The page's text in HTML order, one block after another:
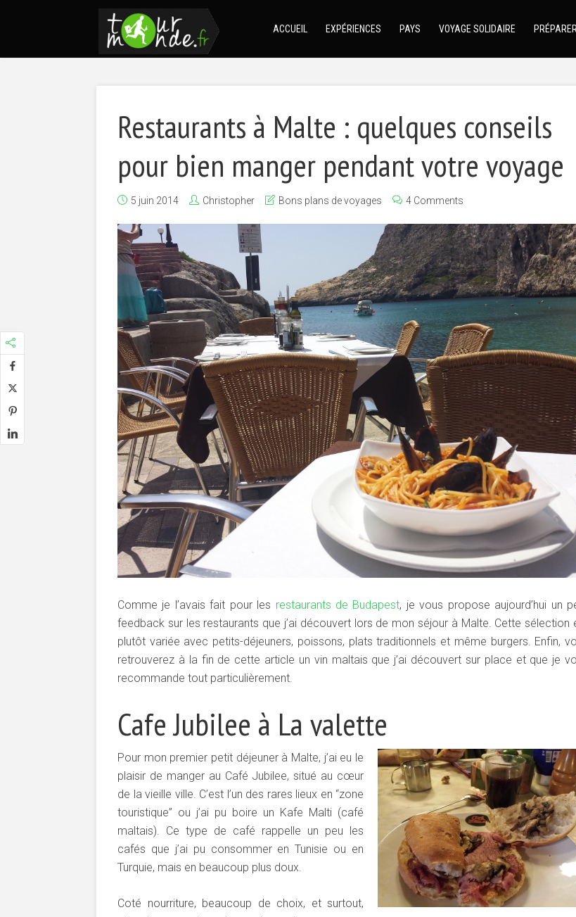
ACCUEIL EXPÉRIENCES PAYS VOYAGE SOLIDAIRE
Restaurants à Malte : quelques conseils
pour bien manger pendant votre voyage
5 juin 2014 Christopher Bons plans de voyages 4 Comments
Comme je l’avais fait pour les restaurants de Budapest, je vous propose aujourd’hui un
feedback sur les restaurants que j’ai découvert lors de mon séjour à Malte. Cette sélection
plutôt variée avec petits-déjeuners, poissons, plats traditionnels et même burgers. Enfin,
retrouverez à la fin de cette article un vin maltais que j’ai découvert sur place et que je
recommande tout particulièrement.
Cafe Jubilee à La valette
Pour mon premier petit déjeuner à Malte, j’ai eu le
plaisir de manger au Café Jubilee, situé au cœur
de la vieille ville. C’est l’un des rares lieux en “zone
touristique” ou j’ai pu boire un Kafe Malti (café
maltais). Ce type de café rappelle un peu les
cafés que j’ai pu consommer en Tunisie ou en
Turquie, mais en beaucoup plus doux.
Coté nourriture, beaucoup de choix, et surtout,